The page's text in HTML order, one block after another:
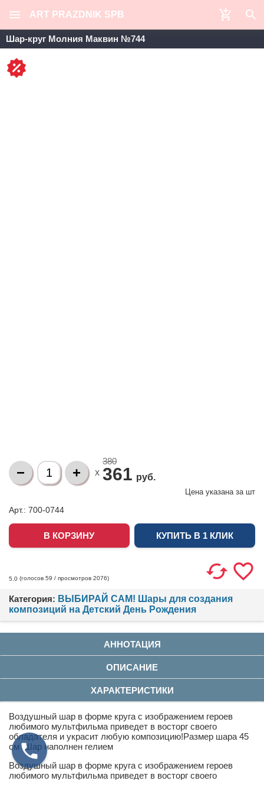
ART PRAZDNIK SPB
Шар-круг Молния Маквин №744
X
380
361 руб.
Цена указана за шт
Арт.: 700-0744
КУПИТЬ В 1 КЛИК
5.0 (голосов 59 / просмотров 2076)
Категория: ВЫБИРАЙ САМ! Шары для создания
композиций на Детский День Рождения
АННОТАЦИЯ
ОПИСАНИЕ
ХАРАКТЕРИСТИКИ
Воздушный шар в форме круга с изображением героев
любимого мультфильма приведет в восторг своего
обладателя и украсит любую композицию!Размер шара 45
см .Шар наполнен гелием
Воздушный шар в форме круга с изображением героев
любимого мультфильма приведет в восторг своего